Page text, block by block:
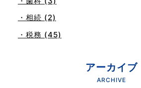
・相続 (2)
・税務 (45)
アーカイブ
ARCHIVE